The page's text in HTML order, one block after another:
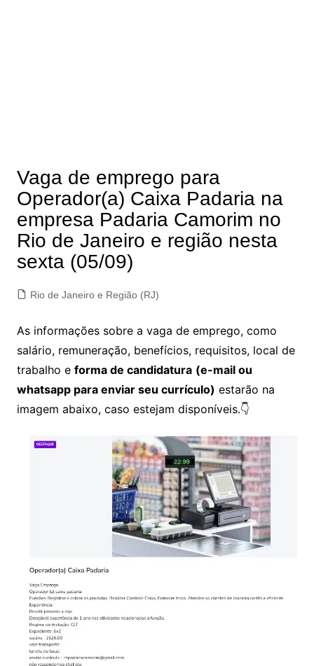
Vaga de emprego para
Operador(a) Caixa Padaria na
empresa Padaria Camorim no
Rio de Janeiro e região nesta
sexta (05/09)
Rio de Janeiro e Região (RJ)
As informações sobre a vaga de emprego, como
salário, remuneração, benefícios, requisitos, local de
trabalho e forma de candidatura (e-mail ou
whatsapp para enviar seu currículo) estarão na
imagem abaixo, caso estejam disponíveis.👇